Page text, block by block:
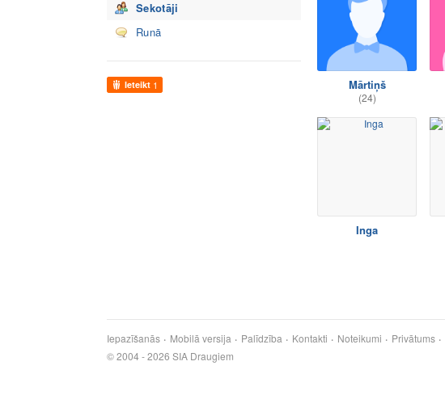
Sekotāji
Runā
Ieteikt 1 Mārtiņš
(24)
Inga
Iepazīšanās Mobilā versija Palīdzība Kontakti Noteikumi Privātums
© 2004 - 2026 SIA Draugiem